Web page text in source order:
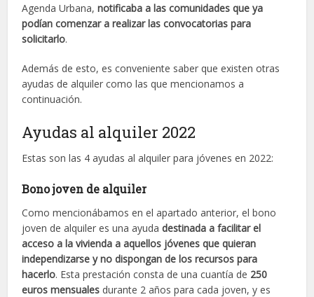
Agenda Urbana,notificaba a las comunidades que ya
podían comenzar a realizar las convocatorias para
solicitarlo.
Además de esto, es conveniente saber que existen otras
ayudas de alquiler como las que mencionamos a
continuación.
Ayudas al alquiler 2022
Estas son las 4 ayudas al alquiler para jóvenes en 2022:
Bono joven de alquiler
Como mencionábamos en el apartado anterior, el bono
joven de alquiler es una ayudadestinada a facilitar el
acceso a la vivienda a aquellos jóvenes que quieran
independizarse y no dispongan de los recursos para
hacerlo. Esta prestación consta de una cuantía de 250
euros mensuales durante 2 años para cada joven, y es